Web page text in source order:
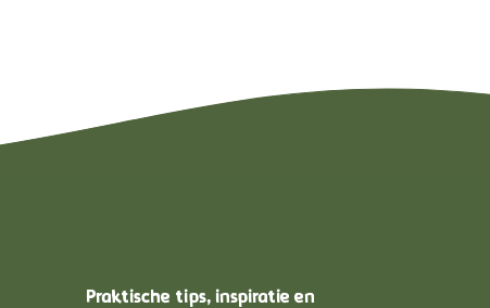
Praktische tips, inspiratie en